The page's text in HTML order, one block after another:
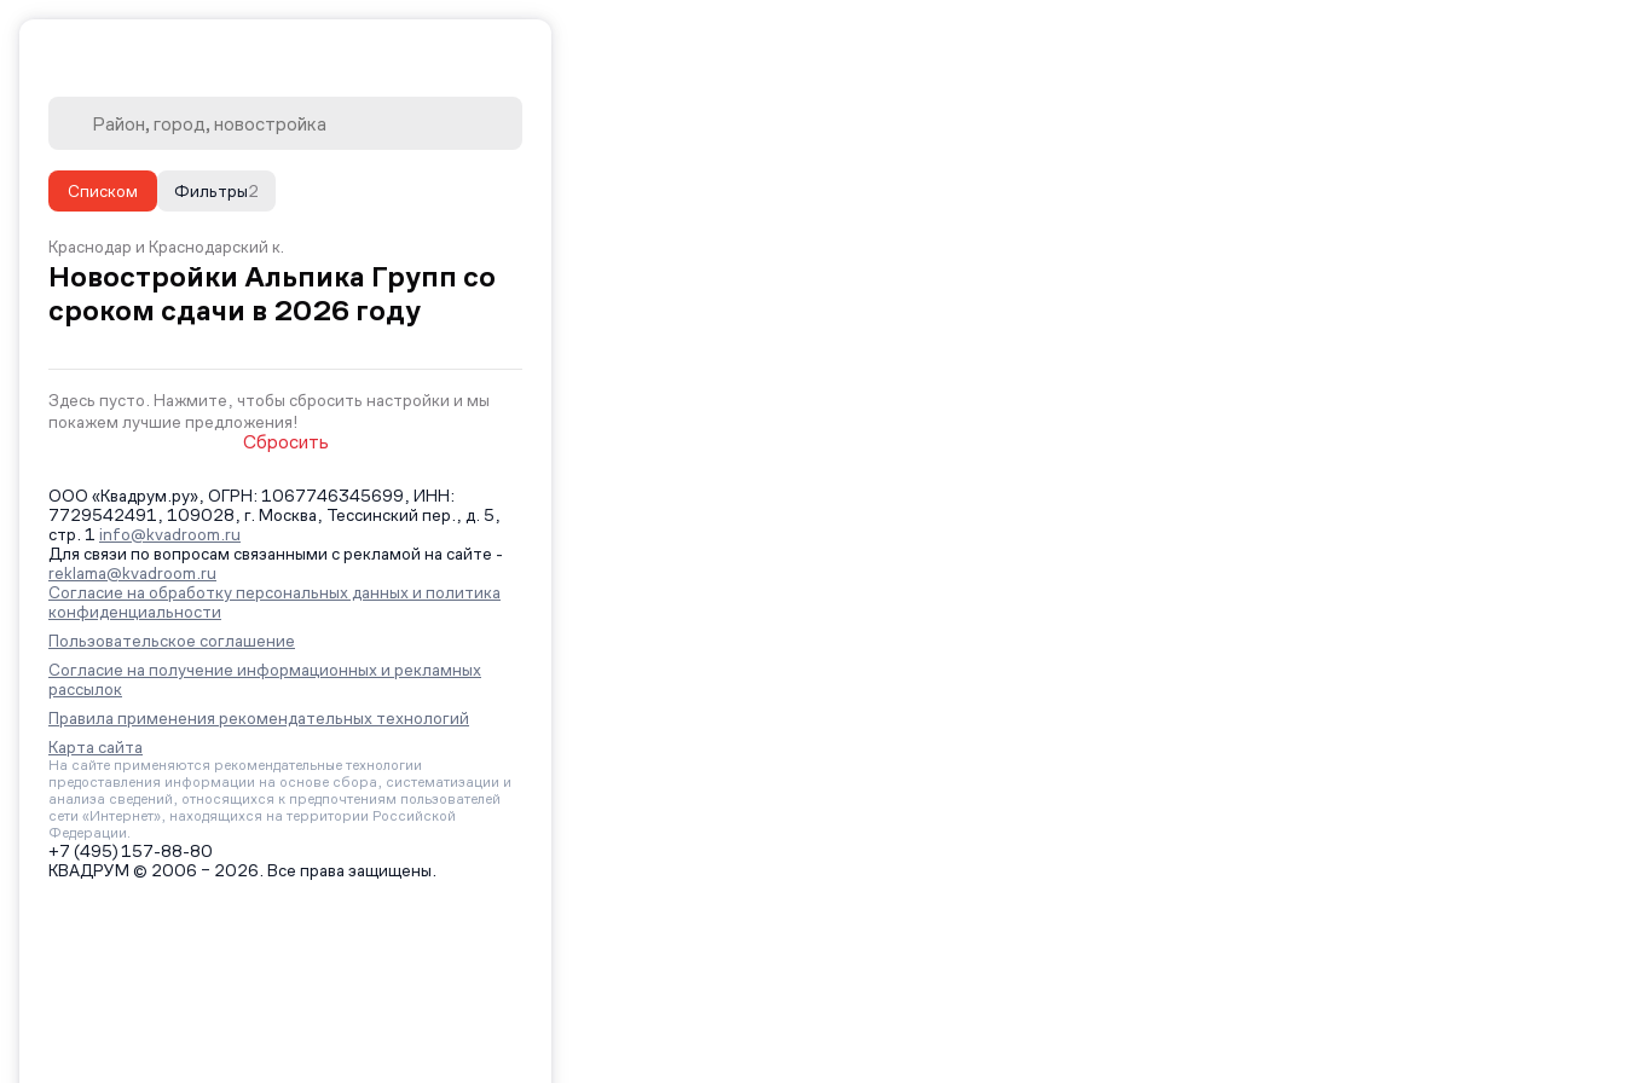
Списком 2
Фильтры
Краснодар и Краснодарский к.
Новостройки Альпика Групп со
сроком сдачи в 2026 году
Здесь пусто. Нажмите, чтобы сбросить настройки и мы
покажем лучшие предложения!
Сбросить
ООО «Квадрум.ру», ОГРН: 1067746345699, ИНН:
7729542491, 109028, г. Москва, Тессинский пер., д. 5,
стр. 1 info@kvadroom.ru
Для связи по вопросам связанными с рекламой на сайте -
reklama@kvadroom.ru
Согласие на обработку персональных данных и политика
конфиденциальности
Пользовательское соглашение
Согласие на получение информационных и рекламных
рассылок
Правила применения рекомендательных технологий
Карта сайта
На сайте применяются рекомендательные технологии
предоставления информации на основе сбора, систематизации и
анализа сведений, относящихся к предпочтениям пользователей
сети «Интернет», находящихся на территории Российской
Федерации.
+7 (495) 157-88-80
КВАДРУМ © 2006 – 2026. Все права защищены.